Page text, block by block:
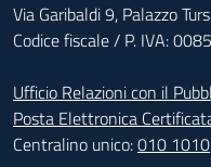
Via Garibaldi 9, Palazzo
Codice fiscale / P. IVA:
Ufficio Relazioni con il
Posta Elettronica
Centralino unico:010 1010